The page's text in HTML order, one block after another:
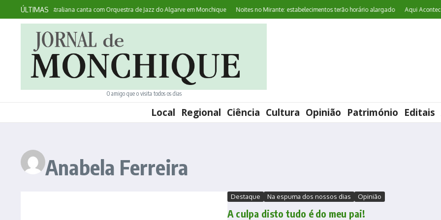
Ir para o conteúdo
ÚLTIMAS
Acontece: australiana canta com Orquestra de Jazz do Algarve em Monchique Noites no Mirante: estabelecimentos terão horário alargado Aqui Acontece:
O amigo que o visita todos os dias
Local Regional Ciência Cultura Opinião Património Editais
Anabela Ferreira
Destaque Na espuma dos nossos dias Opinião
A culpa disto tudo é do meu pai!